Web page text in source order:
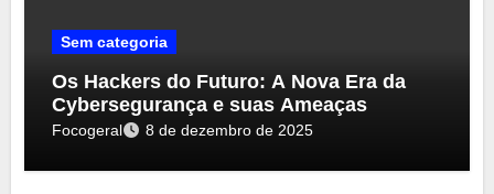
Sem categoria
Os Hackers do Futuro: A Nova Era da
Cybersegurança e suas Ameaças
Focogeral 8 de dezembro de 2025